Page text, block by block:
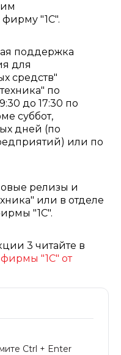
"1С".
поддержка
для
средств"
по
до 17:30 по
суббот,
дней (по
или по
релизы и
или в отделе
"1С".
3 читайте в
"1С" от
Ctrl + Enter